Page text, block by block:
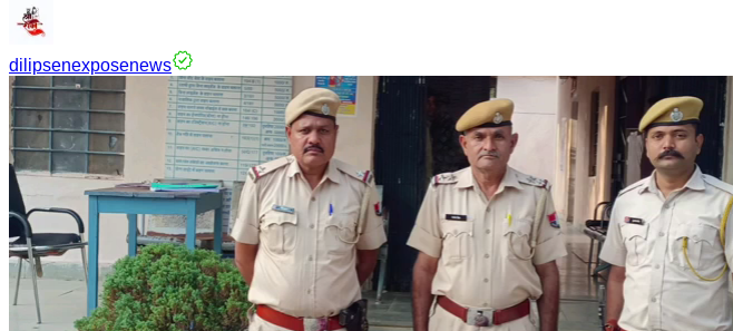
dilipsenexposenews